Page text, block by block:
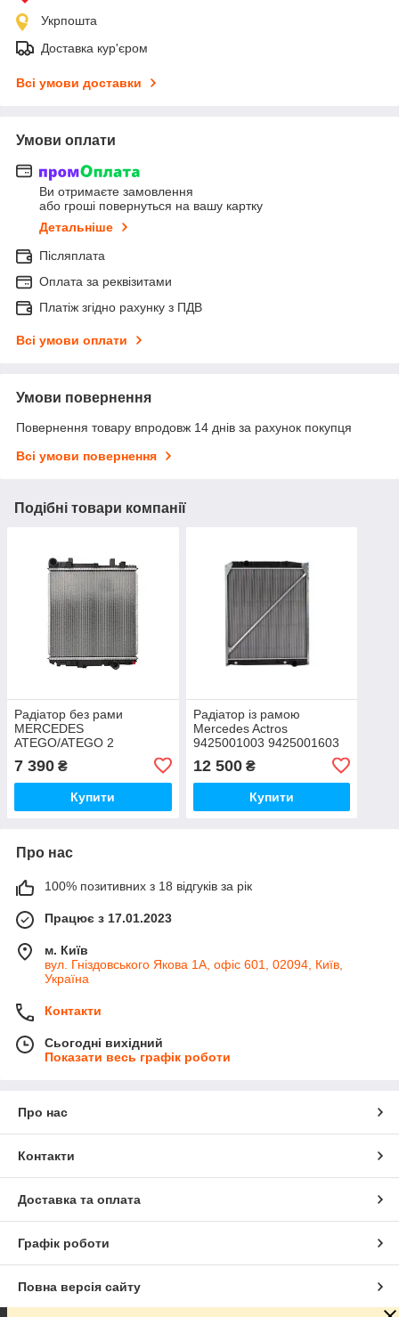
Укрпошта
Доставка кур'єром
Всі умови доставки
Умови оплати
Ви отримаєте замовлення
або гроші повернуться на вашу картку
Детальніше
Післяплата
Оплата за реквізитами
Платіж згідно рахунку з ПДВ
Всі умови оплати
Умови повернення
Повернення товару впродовж 14 днів за рахунок покупця
Всі умови повернення
Подібні товари компанії
Радіатор без рами
MERCEDES
ATEGO/ATEGO 2
9705000403 9705000503
7 390 ₴
Купити
Радіатор із рамою
Mercedes Actros
9425001003 9425001603
12 500₴
Купити
Про нас
100% позитивних з 18 відгуків за рік
Працює з 17.01.2023
м. Київ
вул. Гніздовського Якова 1А, офіс 601, 02094, Київ,
Україна
Контакти
Сьогодні вихідний
Показати весь графік роботи
Про нас
Контакти
Доставка та оплата
Графік роботи
Повна версія сайту